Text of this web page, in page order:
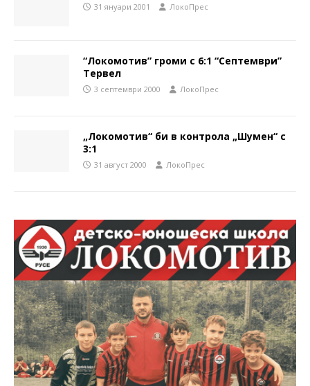
31 януари 2001 ЛокоПрес
“Локомотив” громи с 6:1 “Септември”
Тервел
3 септември 2000 ЛокоПрес
„Локомотив“ би в контрола „Шумен“ с
3:1
31 август 2000 ЛокоПрес